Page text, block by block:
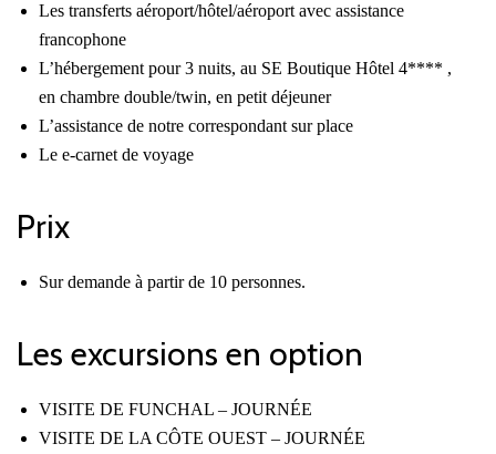
Les transferts aéroport/hôtel/aéroport avec assistance
francophone
L’hébergement pour 3 nuits, au SE Boutique Hôtel 4**** ,
en chambre double/twin, en petit déjeuner
L’assistance de notre correspondant sur place
Le e-carnet de voyage
Prix
Sur demande à partir de 10 personnes.
Les excursions en option
VISITE DE FUNCHAL – JOURNÉE
VISITE DE LA CÔTE OUEST – JOURNÉE